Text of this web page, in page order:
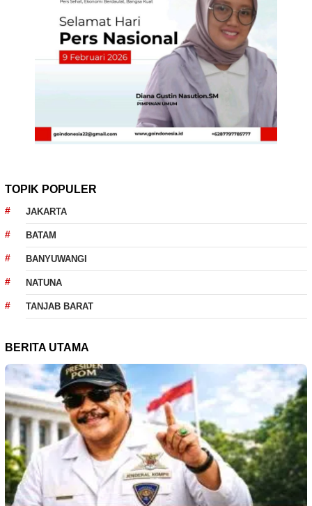
TOPIK POPULER
JAKARTA
BATAM
BANYUWANGI
NATUNA
TANJAB BARAT
BERITA UTAMA